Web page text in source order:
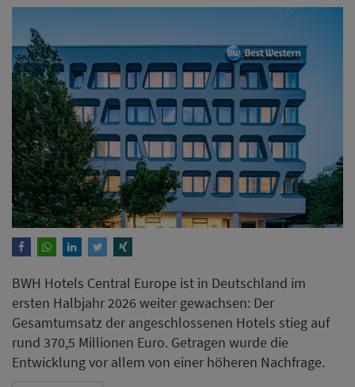
BWH Hotels Central Europe ist in Deutschland im
ersten Halbjahr 2026 weiter gewachsen: Der
Gesamtumsatz der angeschlossenen Hotels stieg auf
rund 370,5 Millionen Euro. Getragen wurde die
Entwicklung vor allem von einer höheren Nachfrage.